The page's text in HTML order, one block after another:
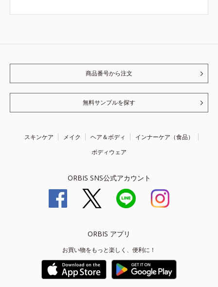
商品番号から注文
無料サンプルを探す
スキンケア メイク ヘア＆ボディ
インナーケア（食品）
ボディウェア
ORBIS SNS公式アカウント
ORBIS アプリ
お買い物をもっと楽しく、便利に！